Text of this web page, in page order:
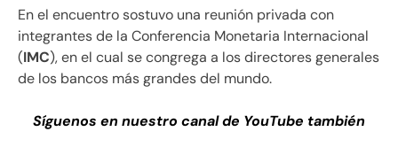
En el encuentro sostuvo una reunión privada con
integrantes de la Conferencia Monetaria Internacional
(IMC), en el cual se congrega a los directores generales
de los bancos más grandes del mundo.
Síguenos en nuestro canal de YouTube también